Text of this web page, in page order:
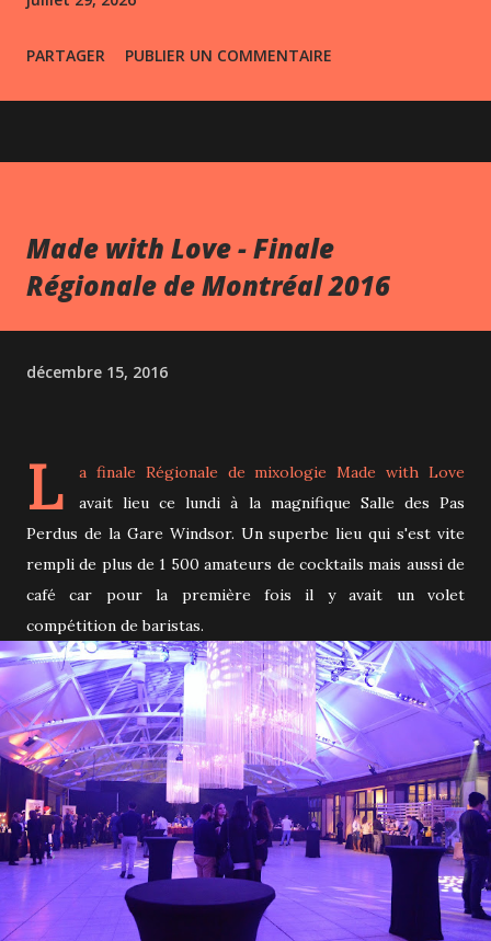
PARTAGER PUBLIER UN COMMENTAIRE
Made with Love - Finale
Régionale de Montréal 2016
décembre 15, 2016
L a finale Régionale de mixologieMade with Love
avait lieu ce lundi à la magnifique Salle des Pas
Perdus de la Gare Windsor. Un superbe lieu qui s'est vite
rempli de plus de 1 500 amateurs de cocktails mais aussi de
café car pour la première fois il y avait un volet
compétition de baristas.